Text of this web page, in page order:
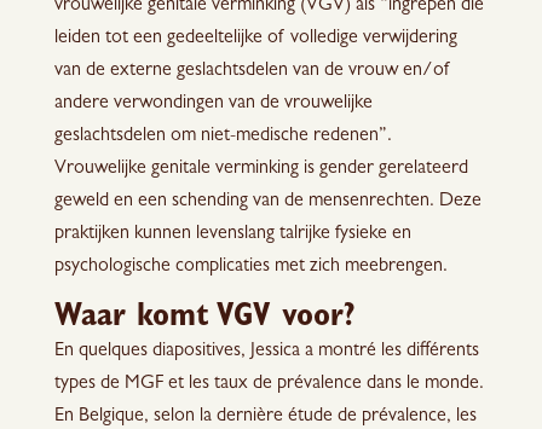
vrouwelijke genitale verminking (VGV) als “ingrepen die
leiden tot een gedeeltelijke of volledige verwijdering
van de externe geslachtsdelen van de vrouw en/of
andere verwondingen van de vrouwelijke
geslachtsdelen om niet-medische redenen”.
Vrouwelijke genitale verminking is gender gerelateerd
geweld en een schending van de mensenrechten. Deze
praktijken kunnen levenslang talrijke fysieke en
psychologische complicaties met zich meebrengen.
Waar komt VGV voor?
En quelques diapositives, Jessica a montré les différents
types de MGF et les taux de prévalence dans le monde.
En Belgique, selon la dernière étude de prévalence, les